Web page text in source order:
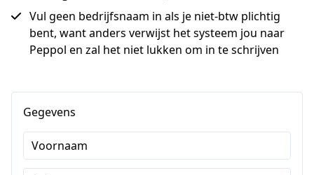
Vul geen bedrijfsnaam in als je niet-btw plichtig
bent, want anders verwijst het systeem jou naar
Peppol en zal het niet lukken om in te schrijven
Gegevens
Voornaam